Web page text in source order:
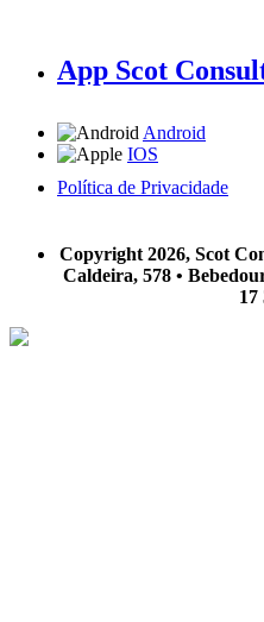
App Scot
Android
IOS
Política de Privacidade
Copyright 2026, Scot
Caldeira, 578 •
17